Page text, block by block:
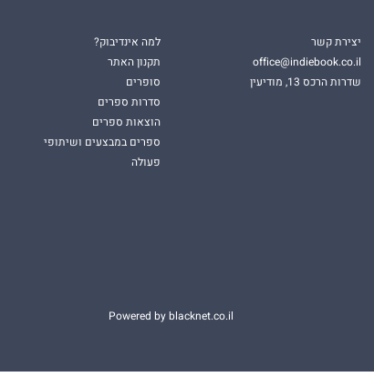
יצירת קשר
office@indiebook.co.il
שדרות הרכס 13, מודיעין
למה אינדיבוק?
תקנון האתר
סופרים
סדרות ספרים
הוצאות ספרים
ספרים במבצעים ושיתופי
פעולה
Powered by blacknet.co.il